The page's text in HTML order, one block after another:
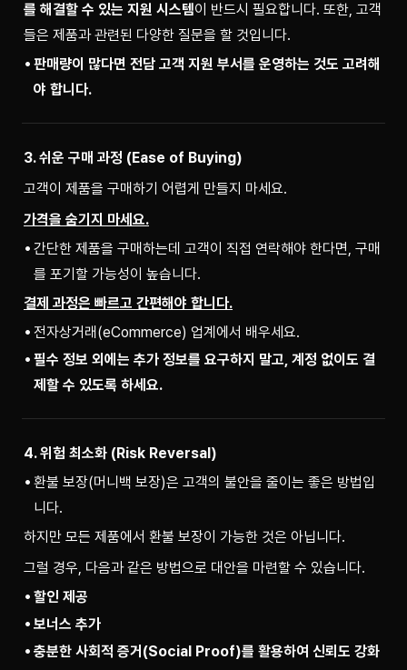
를 해결할 수 있는 지원 시스템이 반드시 필요합니다. 또한, 고객
들은 제품과 관련된 다양한 질문을 할 것입니다.
판매량이 많다면 전담 고객 지원 부서를 운영하는 것도 고려해
야 합니다.
3. 쉬운 구매 과정 (Ease of Buying)
고객이 제품을 구매하기 어렵게 만들지 마세요.
가격을 숨기지 마세요.
간단한 제품을 구매하는데 고객이 직접 연락해야 한다면, 구매
를 포기할 가능성이 높습니다.
결제 과정은 빠르고 간편해야 합니다.
전자상거래(eCommerce) 업계에서 배우세요.
필수 정보 외에는 추가 정보를 요구하지 말고, 계정 없이도 결
제할 수 있도록 하세요.
4. 위험 최소화 (Risk Reversal)
환불 보장(머니백 보장)은 고객의 불안을 줄이는 좋은 방법입
니다.
하지만 모든 제품에서 환불 보장이 가능한 것은 아닙니다.
그럴 경우, 다음과 같은 방법으로 대안을 마련할 수 있습니다.
할인 제공
보너스 추가
충분한 사회적 증거(Social Proof)를 활용하여 신뢰도 강화